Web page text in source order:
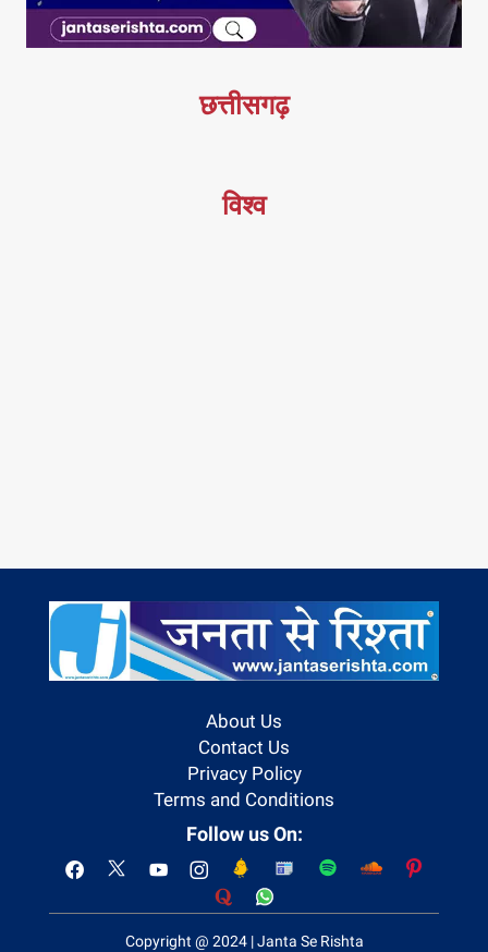
छत्तीसगढ़
विश्व
About Us
Contact Us
Privacy Policy
Terms and Conditions
Follow us On:
Copyright @ 2024 | Janta Se Rishta